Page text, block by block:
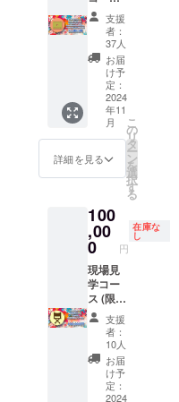
シャツ
（S・
M・L・
XL） ・
サイリ
ウム
【サイ
リウム
仕様】
■サイズ
全長
■発光パ
18色 ■
電池 単
四乾電
池×3本
丨※電池
交換可
・スト
ラップ
・サイ
ン入り
手作り
チェキ
アルバ
MV
DVD(直
筆サイ
ン入り)
と現場
の雰囲
気を伝
えるメ
イキン
グDVD-
R、ス
ナップ
ショッ
クの
セット
※いずれ
も一般
販売は
現時点
では予
定して
おりま
せん。
に加え
てMVの
エンド
ロール
支援
者：
37人
お届
け予
定：
2024
年11
月
詳細を見る
こ
の
リ
タ
ー
ン
を
選
択
す
る
100
,00
0 円
在庫な
し
現場見
学コー
ス (限定
10名
様、集
合記念
写真
メッ
セージ
付き)
支援
者：
10人
お届
け予
定：
2024